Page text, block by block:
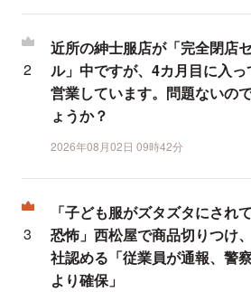
近所の紳士服店が「完全閉店
ル」中ですが、4カ月目に入っ
営業しています。問題ないの
ょうか？
2026年08月02日 09時42分
「子ども服がズタズタにされ
恐怖」西松屋で商品切りつけ
社認める「従業員が通報、警
より確保」